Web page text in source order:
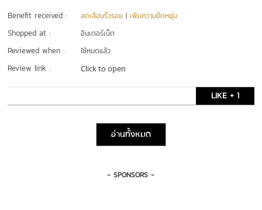
Benefit received : ลดเลือนริ้วรอย |เพิ่มความยืดหยุ่น
Shopped at : อินเตอร์เน็ต
Reviewed when : ใช้หมดแล้ว
Review link : Click to open
LIKE + 1
อ่านทั้งหมด
- SPONSORS -